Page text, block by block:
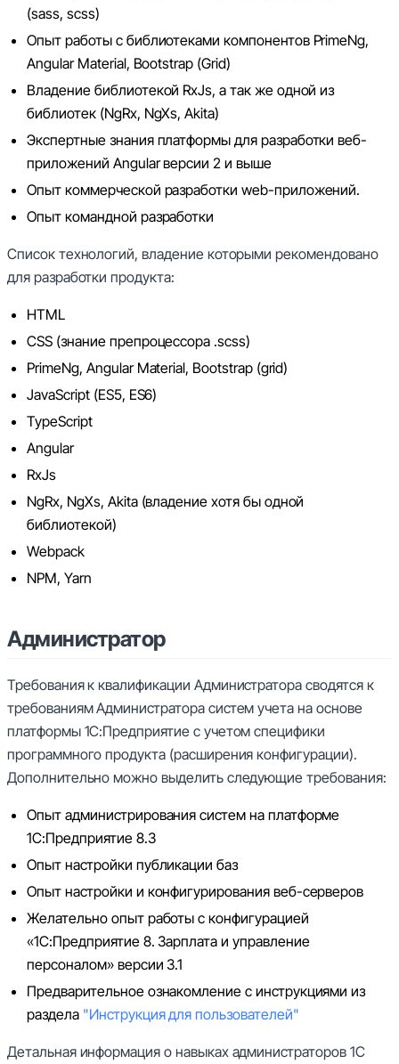
(sass, scss)
Опыт работы с библиотеками компонентов PrimeNg,
Angular Material, Bootstrap (Grid)
Владение библиотекой RxJs, а так же одной из
библиотек (NgRx, NgXs, Akita)
Экспертные знания платформы для разработки веб-
приложений Angular версии 2 и выше
Опыт коммерческой разработки web-приложений.
Опыт командной разработки
Список технологий, владение которыми рекомендовано
для разработки продукта:
HTML
CSS (знание препроцессора .scss)
PrimeNg, Angular Material, Bootstrap (grid)
JavaScript (ES5, ES6)
TypeScript
Angular
RxJs
NgRx, NgXs, Akita (владение хотя бы одной
библиотекой)
Webpack
NPM, Yarn
Администратор
Требования к квалификации Администратора сводятся к
требованиям Администратора систем учета на основе
платформы 1С:Предприятие с учетом специфики
программного продукта (расширения конфигурации).
Дополнительно можно выделить следующие требования:
Опыт администрирования систем на платформе
1С:Предприятие 8.3
Опыт настройки публикации баз
Опыт настройки и конфигурирования веб-серверов
Желательно опыт работы с конфигурацией
«1С:Предприятие 8. Зарплата и управление
персоналом» версии 3.1
Предварительное ознакомление с инструкциями из
раздела "Инструкция для пользователей"
Детальная информация о навыках администраторов 1С